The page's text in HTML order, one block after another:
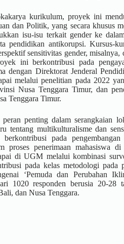
kurikulum, proyek ini
dan Politik, yang secara khusus
isu-isu terkait gender ke
pendidikan antikorupsi. Kursus-
sensitivitas gender,
ini berkontribusi pada
dengan Direktorat Jenderal
melalui penelitian pada 2022
Nusa Tenggara Timur, dan
Tenggara Timur.
penting dalam serangkaian
tentang multikulturalisme dan
pada
proses penerimaan mahasiswa
di UGM melalui kombinasi
pada kelas metodologi pada
‘Pemuda dan Perubahan
1020 responden berusia 20-
dan Nusa Tenggara.